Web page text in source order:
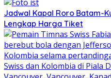
Jadwal Kapal Roro Batam-
Lengkap Harga Tiket